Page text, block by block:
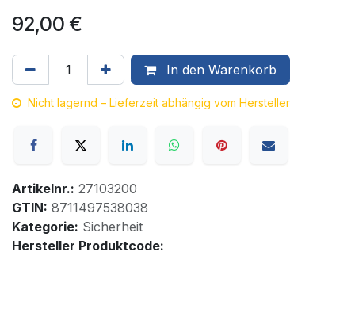
92,00 €
In den Warenkorb
Nicht lagernd – Lieferzeit abhängig vom Hersteller
Artikelnr.: 27103200
GTIN: 8711497538038
Kategorie: Sicherheit
Hersteller Produktcode: